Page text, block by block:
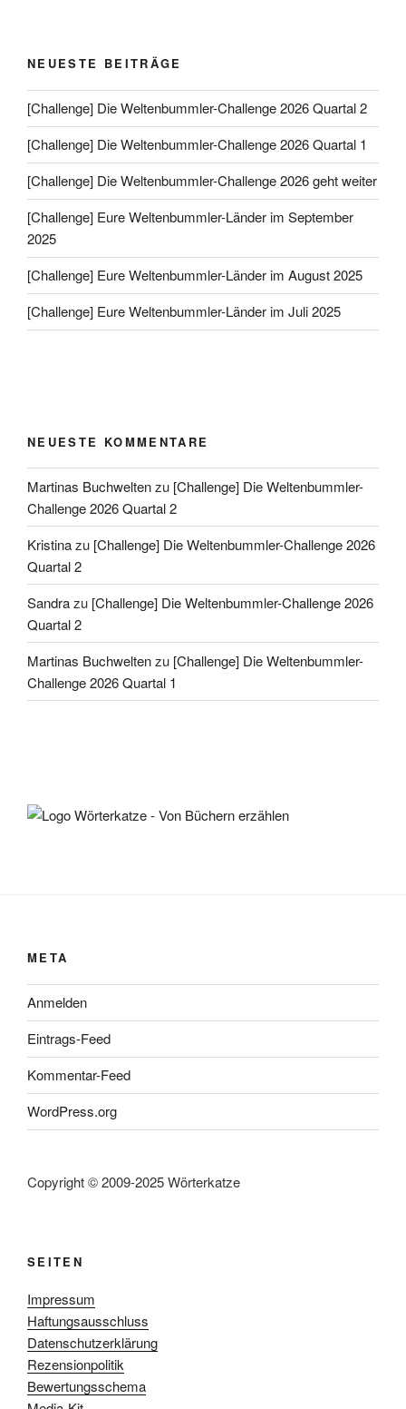
NEUESTE BEITRÄGE
[Challenge] Die Weltenbummler-Challenge 2026 Quartal 2
[Challenge] Die Weltenbummler-Challenge 2026 Quartal 1
[Challenge] Die Weltenbummler-Challenge 2026 geht weiter
[Challenge] Eure Weltenbummler-Länder im September
2025
[Challenge] Eure Weltenbummler-Länder im August 2025
[Challenge] Eure Weltenbummler-Länder im Juli 2025
NEUESTE KOMMENTARE
Martinas Buchweltenzu [Challenge] Die Weltenbummler-
Challenge 2026 Quartal 2
Kristinazu [Challenge] Die Weltenbummler-Challenge 2026
Quartal 2
Sandrazu [Challenge] Die Weltenbummler-Challenge 2026
Quartal 2
Martinas Buchweltenzu [Challenge] Die Weltenbummler-
Challenge 2026 Quartal 1
META
Anmelden
Eintrags-Feed
Kommentar-Feed
WordPress.org
Copyright © 2009-2025 Wörterkatze
SEITEN
Impressum
Haftungsausschluss
Datenschutzerklärung
Rezensionpolitik
Bewertungsschema